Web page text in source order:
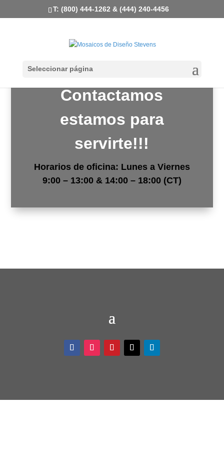
T: (800) 444-1262 & (444) 240-4456
Seleccionar página
Contactamos
estamos para
servirte!!!
Horarios de oficina: Lunes a Viernes
9:00 – 13:00 & 14:00 – 18:00 (CT)